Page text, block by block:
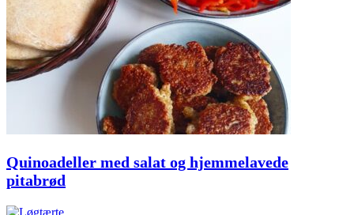
Quinoadeller med salat og hjemmelavede
pitabrød